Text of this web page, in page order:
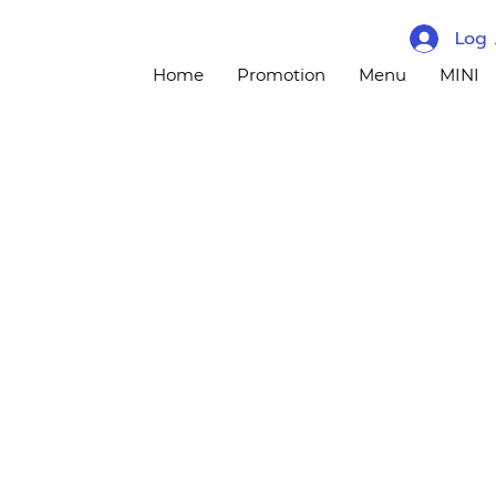
Home Promotion Menu MINI
Log